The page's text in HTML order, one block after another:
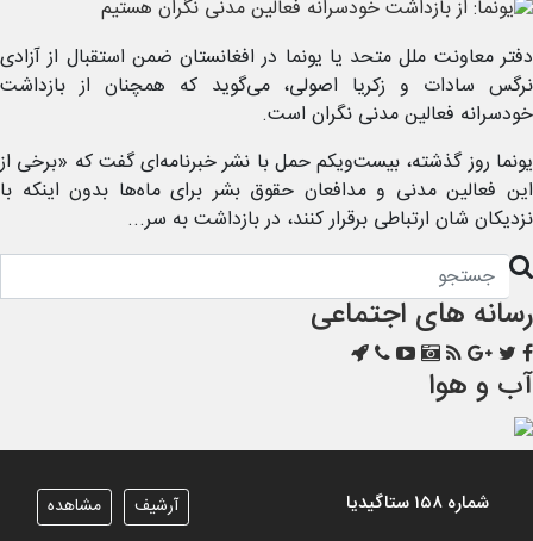
دفتر معاونت ملل متحد یا یونما در افغانستان ضمن استقبال از آزادی
نرگس سادات و زکریا اصولی، می‌گوید که همچنان از بازداشت
خودسرانه فعالین مدنی نگران است.
یونما روز گذشته، بیست‌و‌یکم حمل با نشر خبرنامه‌ای گفت که «برخی از
این فعالین مدنی و مدافعان حقوق بشر برای ماه‌ها بدون اینکه با
نزدیکان شان ارتباطی برقرار کنند، در بازداشت به سر...
رسانه های اجتماعی
آب و هوا
شماره ۱۵۸ ستاگیدیا مشاهده آرشیف